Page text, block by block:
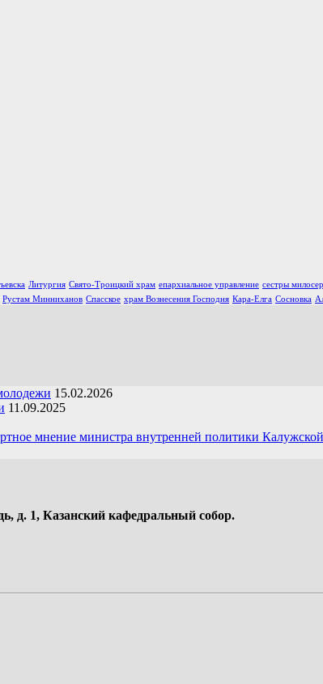
Литургия Свято-Троицкий храм епархиальное управление сестры
Рустам Минниханов Спасское храм Вознесения Господня Кара-Елга Сосновка
15.02.2026
11.09.2025
мнение министра внутренней политики
д. 1, Казанский кафедральный собор.